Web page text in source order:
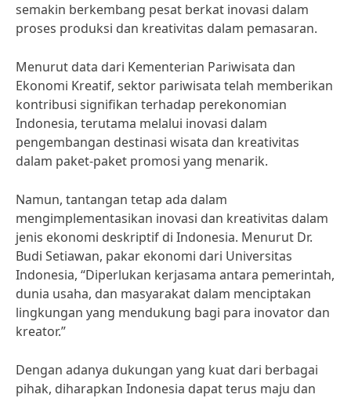
semakin berkembang pesat berkat inovasi dalam
proses produksi dan kreativitas dalam pemasaran.
Menurut data dari Kementerian Pariwisata dan
Ekonomi Kreatif, sektor pariwisata telah memberikan
kontribusi signifikan terhadap perekonomian
Indonesia, terutama melalui inovasi dalam
pengembangan destinasi wisata dan kreativitas
dalam paket-paket promosi yang menarik.
Namun, tantangan tetap ada dalam
mengimplementasikan inovasi dan kreativitas dalam
jenis ekonomi deskriptif di Indonesia. Menurut Dr.
Budi Setiawan, pakar ekonomi dari Universitas
Indonesia, “Diperlukan kerjasama antara pemerintah,
dunia usaha, dan masyarakat dalam menciptakan
lingkungan yang mendukung bagi para inovator dan
kreator.”
Dengan adanya dukungan yang kuat dari berbagai
pihak, diharapkan Indonesia dapat terus maju dan